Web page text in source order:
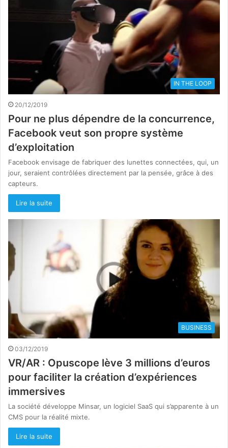
IN THE LOOP
20/12/2019
Pour ne plus dépendre de la concurrence,
Facebook veut son propre système
d’exploitation
Facebook envisage de fabriquer des lunettes connectées, qui, un
jour, seraient contrôlées directement par la pensée, grâce à des
capteurs.
Lire la suite
BUSINESS
03/12/2019
VR/AR : Opuscope lève 3 millions d’euros
pour faciliter la création d’expériences
immersives
La société développe Minsar, un logiciel SaaS qui s’apparente à un
CMS pour la réalité mixte.
Lire la suite